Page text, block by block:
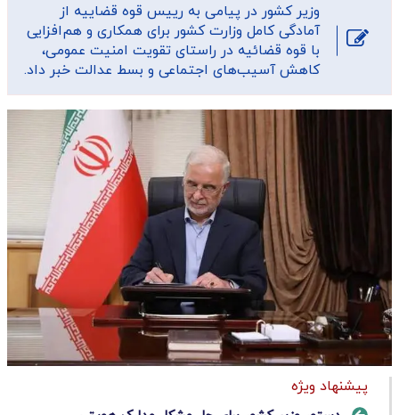
وزیر کشور در پیامی به رییس قوه قضاییه از
آمادگی کامل وزارت کشور برای همکاری و هم‌افزایی
با قوه قضائیه در راستای تقویت امنیت عمومی،
کاهش آسیب‌های اجتماعی و بسط عدالت خبر داد.
پیشنهاد ویژه